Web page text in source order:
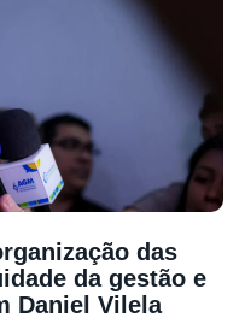
das
da gestão e
Daniel Vilela